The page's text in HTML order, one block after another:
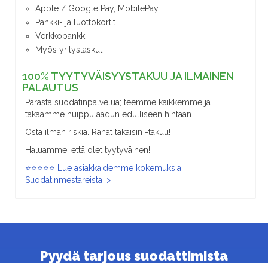
Apple / Google Pay, MobilePay
Pankki- ja luottokortit
Verkkopankki
Myös yrityslaskut
100% TYYTYVÄISYYSTAKUU JA ILMAINEN
PALAUTUS
Parasta suodatinpalvelua; teemme kaikkemme ja
takaamme huippulaadun edulliseen hintaan.
Osta ilman riskiä. Rahat takaisin -takuu!
Haluamme, että olet tyytyväinen!
⭐⭐⭐⭐⭐ Lue asiakkaidemme kokemuksia
Suodatinmestareista. >
Pyydä tarjous suodattimista